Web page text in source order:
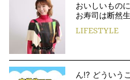
おいしいもの
お寿司は断然
LIFESTYLE
ん!? どういう